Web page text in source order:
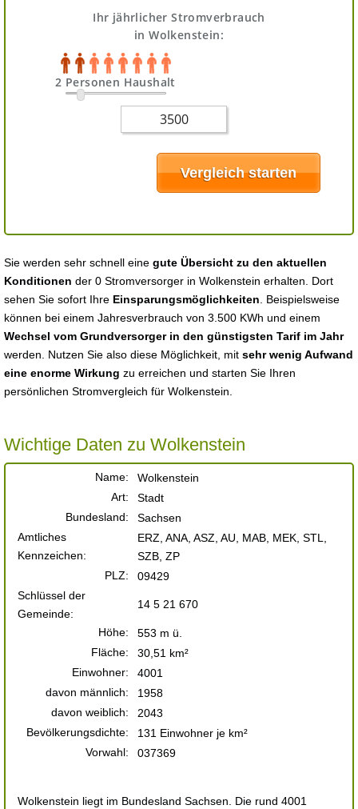
Ihr jährlicher Stromverbrauch
in Wolkenstein:
2 Personen Haushalt
Sie werden sehr schnell eine gute Übersicht zu den aktuellen
Konditionen der 0 Stromversorger in Wolkenstein erhalten. Dort
sehen Sie sofort Ihre Einsparungsmöglichkeiten . Beispielsweise
können bei einem Jahresverbrauch von 3.500 KWh und einem
Wechsel vom Grundversorger in den günstigsten Tarif im Jahr
werden. Nutzen Sie also diese Möglichkeit, mit sehr wenig Aufwand
eine enorme Wirkung zu erreichen und starten Sie Ihren
persönlichen Stromvergleich für Wolkenstein.
Wichtige Daten zu Wolkenstein
Name:
Wolkenstein
Art:
Stadt
Bundesland:
Sachsen
Amtliches
Kennzeichen:
ERZ, ANA, ASZ, AU, MAB, MEK, STL,
SZB, ZP
PLZ:
09429
Schlüssel der
Gemeinde:
14 5 21 670
Höhe:
553 m ü.
Fläche:
30,51 km²
Einwohner:
4001
davon männlich:
1958
davon weiblich:
2043
Bevölkerungsdichte:
131 Einwohner je km²
Vorwahl:
037369
Wolkenstein liegt im Bundesland Sachsen. Die rund 4001